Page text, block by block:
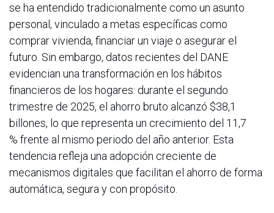
se ha entendido tradicionalmente como un asunto
personal, vinculado a metas específicas como
comprar vivienda, financiar un viaje o asegurar el
futuro. Sin embargo, datos recientes del DANE
evidencian una transformación en los hábitos
financieros de los hogares: durante el segundo
trimestre de 2025, el ahorro bruto alcanzó $38,1
billones, lo que representa un crecimiento del 11,7
% frente al mismo periodo del año anterior. Esta
tendencia refleja una adopción creciente de
mecanismos digitales que facilitan el ahorro de forma
automática, segura y con propósito.